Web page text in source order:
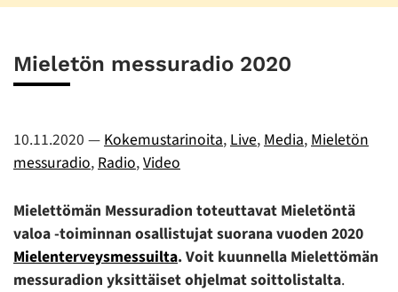
Mieletön messuradio 2020
10.11.2020 — Kokemustarinoita, Live, Media, Mieletön
messuradio, Radio,Video
Mielettömän Messuradion toteuttavat Mieletöntä
valoa -toiminnan osallistujat suorana vuoden 2020
Mielenterveysmessuilta. Voit kuunnella Mielettömän
messuradion yksittäiset ohjelmat soittolistalta.